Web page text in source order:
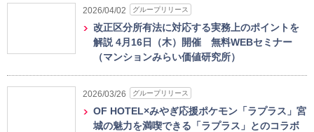
2026/04/02 グループリリース
改正区分所有法に対応する実務上のポイントを
解説 4月16日（木）開催 無料WEBセミナー
（マンションみらい価値研究所）
2026/03/26 グループリリース
OF HOTEL×みやぎ応援ポケモン「ラプラス」宮
城の魅力を満喫できる「ラプラス」とのコラボ